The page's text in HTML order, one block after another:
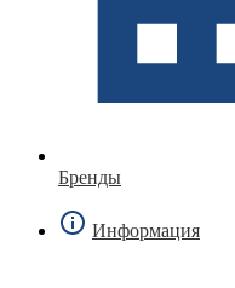
Бренды
Информация